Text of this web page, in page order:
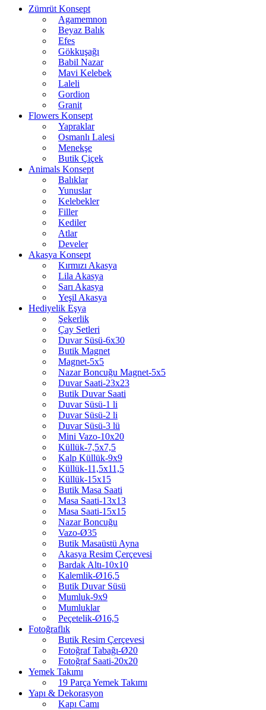
Zümrüt Konsept
Agamemnon
Beyaz Balık
Efes
Gökkuşağı
Babil Nazar
Mavi Kelebek
Laleli
Gordion
Granit
Flowers Konsept
Yapraklar
Osmanlı Lalesi
Menekşe
Butik Çiçek
Animals Konsept
Balıklar
Yunuslar
Kelebekler
Filler
Kediler
Atlar
Develer
Akasya Konsept
Kırmızı Akasya
Lila Akasya
Sarı Akasya
Yeşil Akasya
Hediyelik Eşya
Şekerlik
Çay Setleri
Duvar Süsü-6x30
Butik Magnet
Magnet-5x5
Nazar Boncuğu Magnet-5x5
Duvar Saati-23x23
Butik Duvar Saati
Duvar Süsü-1 li
Duvar Süsü-2 li
Duvar Süsü-3 lü
Mini Vazo-10x20
Küllük-7,5x7,5
Kalp Küllük-9x9
Küllük-11,5x11,5
Küllük-15x15
Butik Masa Saati
Masa Saati-13x13
Masa Saati-15x15
Nazar Boncuğu
Vazo-Ø35
Butik Masaüstü Ayna
Akasya Resim Çerçevesi
Bardak Altı-10x10
Kalemlik-Ø16,5
Butik Duvar Süsü
Mumluk-9x9
Mumluklar
Peçetelik-Ø16,5
Fotoğraflık
Butik Resim Çerçevesi
Fotoğraf Tabağı-Ø20
Fotoğraf Saati-20x20
Yemek Takımı
19 Parça Yemek Takımı
Yapı & Dekorasyon
Kapı Camı